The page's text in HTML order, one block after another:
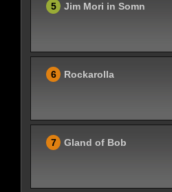
5 Jim Mori in Somn
6 Rockarolla
7 Gland of Bob